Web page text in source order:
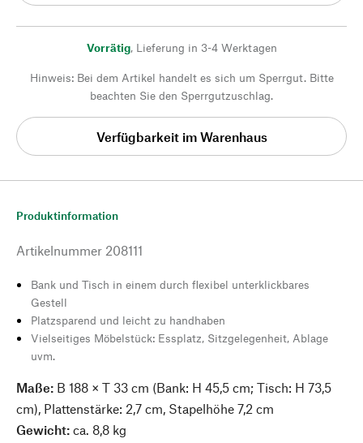
Vorrätig, Lieferung in 3-4 Werktagen
Hinweis: Bei dem Artikel handelt es sich um Sperrgut. Bitte
beachten Sie den Sperrgutzuschlag.
Verfügbarkeit im Warenhaus
Produktinformation
Artikelnummer 208111
Bank und Tisch in einem durch flexibel unterklickbares
Gestell
Platzsparend und leicht zu handhaben
Vielseitiges Möbelstück: Essplatz, Sitzgelegenheit, Ablage
uvm.
Maße: B 188 × T 33 cm (Bank: H 45,5 cm; Tisch: H 73,5
cm), Plattenstärke: 2,7 cm, Stapelhöhe 7,2 cm
Gewicht: ca. 8,8 kg